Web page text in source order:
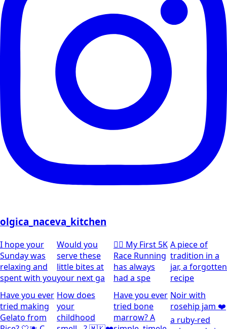
olgica_naceva_kitchen
I hope your
Sunday was
relaxing and
spent with you
Would you
serve these
little bites at
your next ga
🏃‍♀️ My First 5K
Race Running
has always
had a spe
A piece of
tradition in a
jar, a forgotten
recipe
Have you ever
tried making
Gelato from
How does
your
childhood
Have you ever
tried bone
marrow? A
Noir with
rosehip jam ❤️
a ruby-red